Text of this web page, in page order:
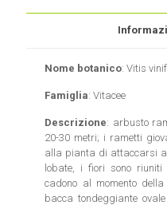
Nome botanico: Vitis
Famiglia: Vitacee
Descrizione: arbusto
20-30 metri; i rametti
alla pianta di attaccarsi
lobate, i fiori sono
cadono al momento
bacca tondeggiante